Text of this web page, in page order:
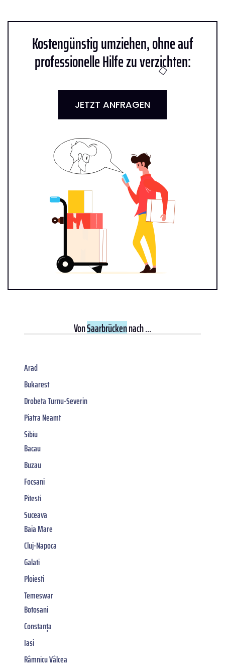
Kostengünstig umziehen, ohne auf
professionelle Hilfe zu verzichten:
JETZT ANFRAGEN
VonSaarbrückennach ...
Arad
Bukarest
Drobeta Turnu-Severin
Piatra Neamt
Sibiu
Bacau
Buzau
Focsani
Pitesti
Suceava
Baia Mare
Cluj-Napoca
Galati
Ploiesti
Temeswar
Botosani
Constanța
Iasi
Râmnicu Vâlcea